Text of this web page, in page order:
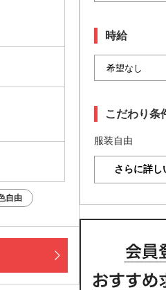
自由
時給
こだわり条
服装自由
さらに詳し